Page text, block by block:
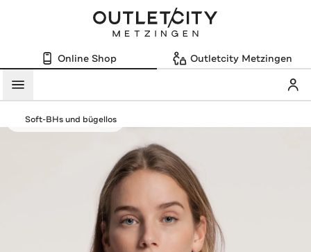
Online Shop Outletcity Metzingen
Menü
Soft-BHs und bügellos